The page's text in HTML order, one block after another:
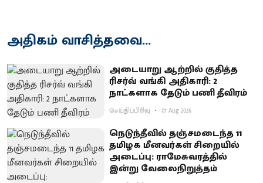
அதிகம் வாசித்தவை...
அடையாறு ஆற்றில் குதித்த
ரிசர்வ் வங்கி அதிகாரி: 2
நாட்களாக தேடும் பணி தீவிரம்
செய்திப்பிரிவு 07 Aug 2026
நெடுந்தீவில் தஞ்சமடைந்த 11
தமிழக மீனவர்கள் சிறையில்
அடைப்பு: ராமேசுவரத்தில்
இன்று வேலைநிறுத்தம்